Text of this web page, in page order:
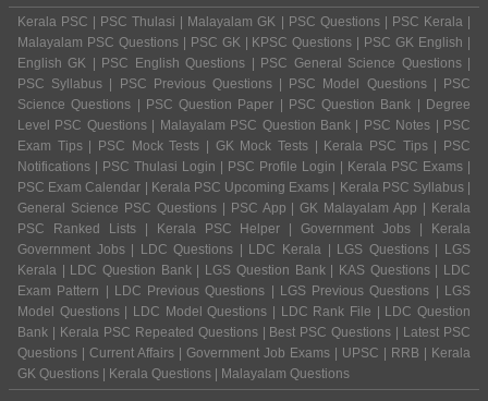
Kerala PSC | PSC Thulasi | Malayalam GK | PSC Questions | PSC Kerala |
Malayalam PSC Questions | PSC GK | KPSC Questions | PSC GK English |
English GK | PSC English Questions | PSC General Science Questions |
PSC Syllabus | PSC Previous Questions | PSC Model Questions | PSC
Science Questions | PSC Question Paper | PSC Question Bank | Degree
Level PSC Questions | Malayalam PSC Question Bank | PSC Notes | PSC
Exam Tips | PSC Mock Tests | GK Mock Tests | Kerala PSC Tips | PSC
Notifications | PSC Thulasi Login | PSC Profile Login | Kerala PSC Exams |
PSC Exam Calendar | Kerala PSC Upcoming Exams | Kerala PSC Syllabus |
General Science PSC Questions | PSC App | GK Malayalam App | Kerala
PSC Ranked Lists | Kerala PSC Helper | Government Jobs | Kerala
Government Jobs | LDC Questions | LDC Kerala | LGS Questions | LGS
Kerala | LDC Question Bank | LGS Question Bank | KAS Questions | LDC
Exam Pattern | LDC Previous Questions | LGS Previous Questions | LGS
Model Questions | LDC Model Questions | LDC Rank File | LDC Question
Bank | Kerala PSC Repeated Questions | Best PSC Questions | Latest PSC
Questions | Current Affairs | Government Job Exams | UPSC | RRB | Kerala
GK Questions | Kerala Questions | Malayalam Questions